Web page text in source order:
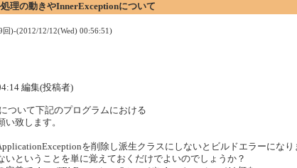
理の動きやInnerExceptionについて
回)-(2012/12/12(Wed) 00:56:51)
編集(投稿者)
ついて下記のプログラムにおける
致します。
を削除し派生クラスにしないとビルドエラーになり
いということを単に覚えておくだけでよいのでしょうか？